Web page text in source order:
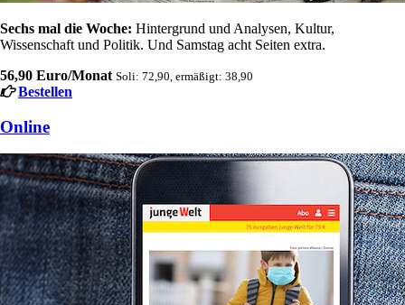
Sechs mal die Woche: Hintergrund und Analysen, Kultur,
Wissenschaft und Politik. Und Samstag acht Seiten extra.
56,90 Euro/Monat Soli: 72,90, ermäßigt: 38,90
Bestellen
Online